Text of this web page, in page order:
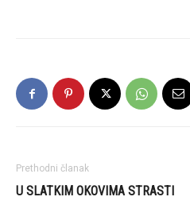
Prethodni članak
U SLATKIM OKOVIMA STRASTI